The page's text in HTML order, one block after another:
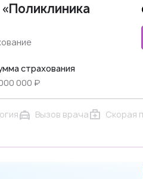
страхования
000 ₽
Вызов врача Скорая